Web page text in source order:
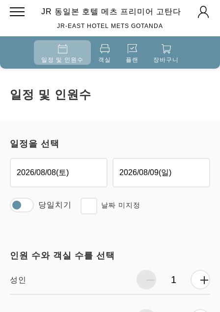
JR 동일본 호텔 메츠 프리미어 고탄다
JR-EAST HOTEL METS GOTANDA
일정 및 인원수 객실 플랜 장바구니
일정 및 인원수
일정을 선택
당일치기 날짜 미지정
인원 수와 객실 수를 선택
성인